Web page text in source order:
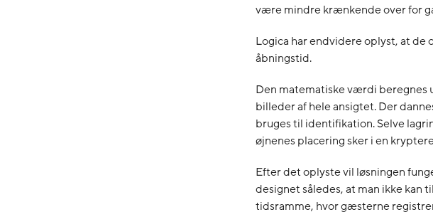
være mindre krænkende over for
Logica har endvidere oplyst, at
åbningstid.
Den matematiske værdi beregnes
billeder af hele ansigtet. Der
bruges til identifikation. Selve
øjnenes placering sker i en
Efter det oplyste vil løsningen
designet således, at man ikke
tidsramme, hvor gæsterne